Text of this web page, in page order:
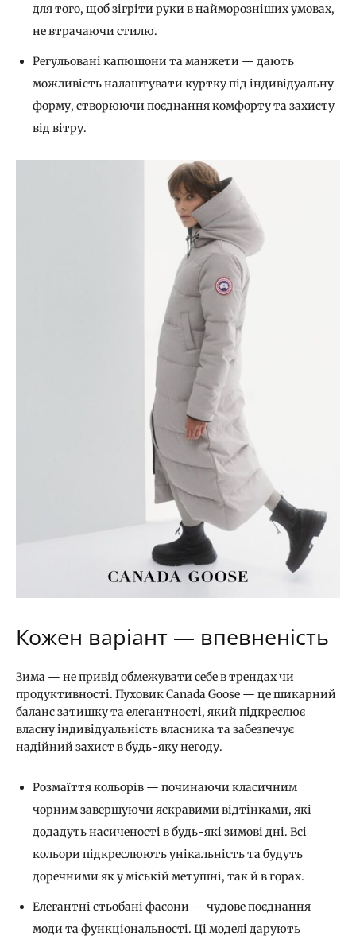
для того, щоб зігріти руки в найморозніших умовах,
не втрачаючи стилю.
Регульовані капюшони та манжети — дають
можливість налаштувати куртку під індивідуальну
форму, створюючи поєднання комфорту та захисту
від вітру.
Кожен варіант — впевненість
Зима — не привід обмежувати себе в трендах чи
продуктивності. Пуховик Canada Goose — це шикарний
баланс затишку та елегантності, який підкреслює
власну індивідуальність власника та забезпечує
надійний захист в будь-яку негоду.
Розмаїття кольорів — починаючи класичним
чорним завершуючи яскравими відтінками, які
додадуть насиченості в будь-які зимові дні. Всі
кольори підкреслюють унікальність та будуть
доречними як у міській метушні, так й в горах.
Елегантні стьобані фасони — чудове поєднання
моди та функціональності. Ці моделі дарують